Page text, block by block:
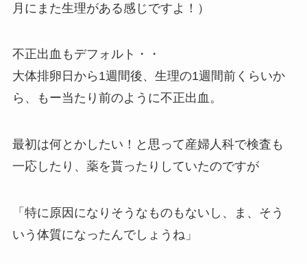
月にまた生理がある感じですよ！）
不正出血もデフォルト・・
大体排卵日から1週間後、生理の1週間前くらいか
ら、もー当たり前のように不正出血。
最初は何とかしたい！と思って産婦人科で検査も
一応したり、薬を貰ったりしていたのですが
「特に原因になりそうなものもないし、ま、そう
いう体質になったんでしょうね」